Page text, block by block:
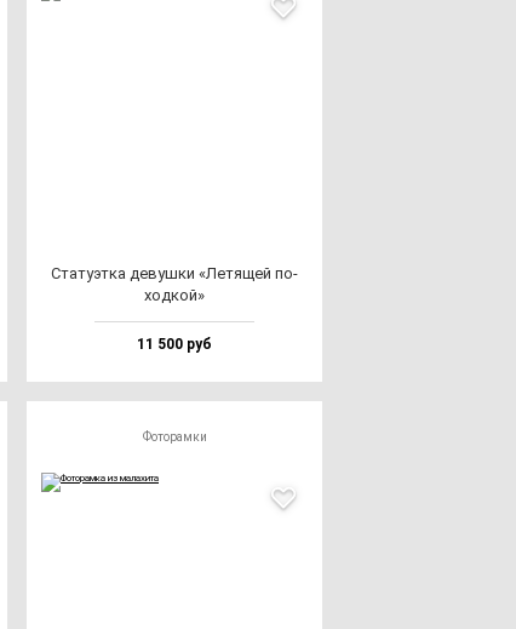
Ста­ту­эт­ка де­вуш­ки «Летя­щей по­
ход­кой»
11 500 руб
Фоторамки